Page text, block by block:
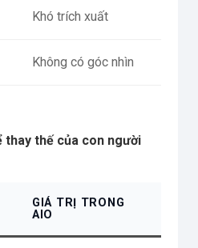
Khó trích xuất
Không có góc nhìn
thay thế của con người
GIÁ TRỊ TRONG
AIO